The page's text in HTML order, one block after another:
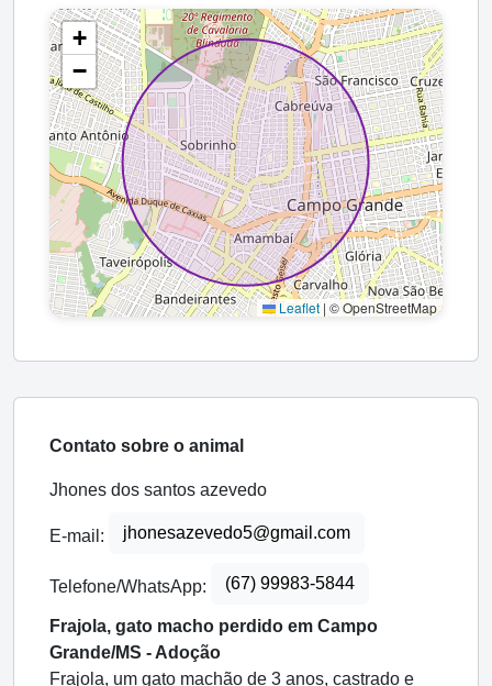
+
−
Leaflet | © OpenStreetMap
Contato sobre o animal
Jhones dos santos azevedo
E-mail: jhonesazevedo5@gmail.com
Telefone/WhatsApp: (67) 99983-5844
Frajola, gato macho perdido em Campo
Grande/MS - Adoção
Frajola, um gato machão de 3 anos, castrado e